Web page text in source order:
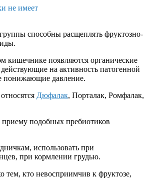
не имеет
способны расщеплять фруктозно-
кишечнике появляются органические
на активность патогенной
понижающие давление.
Дюфалак, Порталак, Ромфалак,
подобных пребиотиков
использовать при
при кормлении грудью.
тем, кто невосприимчив к фруктозе,